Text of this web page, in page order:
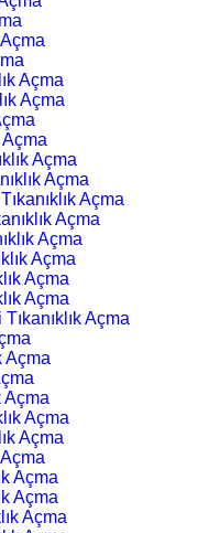
Açma
Açma
Açma
Açma
Açma
Açma
Açma
Açma
Açma
Açma
Açma
Açma
Açma
Açma
Açma
Açma
Açma
Açma
Açma